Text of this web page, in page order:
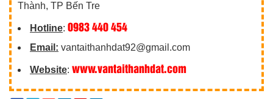
Thành, TP Bến Tre
Hotline: 0983 440 454
Email: vantaithanhdat92@gmail.com
Website: www.vantaithanhdat.com